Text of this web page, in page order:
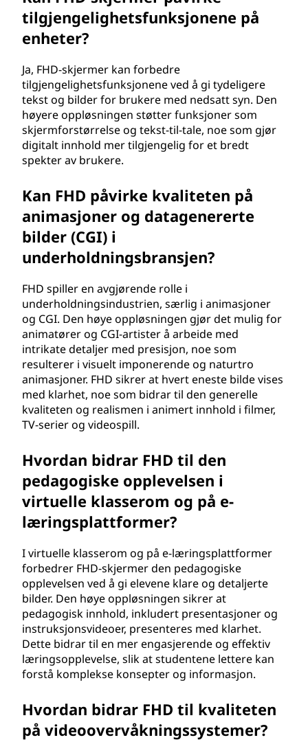
tilgjengelighetsfunksjonene på
enheter?
Ja, FHD-skjermer kan forbedre
tilgjengelighetsfunksjonene ved å gi tydeligere
tekst og bilder for brukere med nedsatt syn. Den
høyere oppløsningen støtter funksjoner som
skjermforstørrelse og tekst-til-tale, noe som gjør
digitalt innhold mer tilgjengelig for et bredt
spekter av brukere.
Kan FHD påvirke kvaliteten på
animasjoner og datagenererte
bilder (CGI) i
underholdningsbransjen?
FHD spiller en avgjørende rolle i
underholdningsindustrien, særlig i animasjoner
og CGI. Den høye oppløsningen gjør det mulig for
animatører og CGI-artister å arbeide med
intrikate detaljer med presisjon, noe som
resulterer i visuelt imponerende og naturtro
animasjoner. FHD sikrer at hvert eneste bilde vises
med klarhet, noe som bidrar til den generelle
kvaliteten og realismen i animert innhold i filmer,
TV-serier og videospill.
Hvordan bidrar FHD til den
pedagogiske opplevelsen i
virtuelle klasserom og på e-
læringsplattformer?
I virtuelle klasserom og på e-læringsplattformer
forbedrer FHD-skjermer den pedagogiske
opplevelsen ved å gi elevene klare og detaljerte
bilder. Den høye oppløsningen sikrer at
pedagogisk innhold, inkludert presentasjoner og
instruksjonsvideoer, presenteres med klarhet.
Dette bidrar til en mer engasjerende og effektiv
læringsopplevelse, slik at studentene lettere kan
forstå komplekse konsepter og informasjon.
Hvordan bidrar FHD til kvaliteten
på videoovervåkningssystemer?